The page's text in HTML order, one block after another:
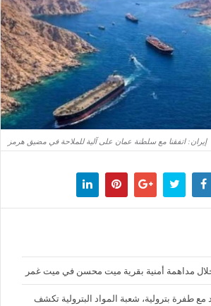
إيران: اتفقنا مع سلطنة عمان على آلية للملاحة في مضيق هرمز
مداهمة أمنية بقرية ميت محسن في ميت غمر
طفرة بترولية، شعبة المواد البترولية تكشف